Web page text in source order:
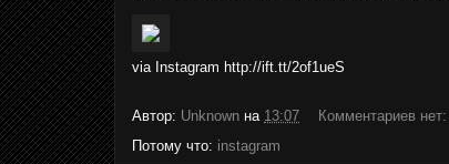
via Instagram http://ift.tt/2of1ueS
Автор: Unknown на 13:07
Комментариев нет:
Потому что: instagram